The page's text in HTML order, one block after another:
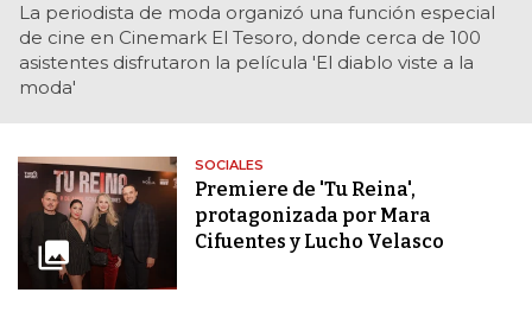
La periodista de moda organizó una función especial
de cine en Cinemark El Tesoro, donde cerca de 100
asistentes disfrutaron la película 'El diablo viste a la
moda'
SOCIALES
Premiere de 'Tu Reina',
protagonizada por Mara
Cifuentes y Lucho Velasco